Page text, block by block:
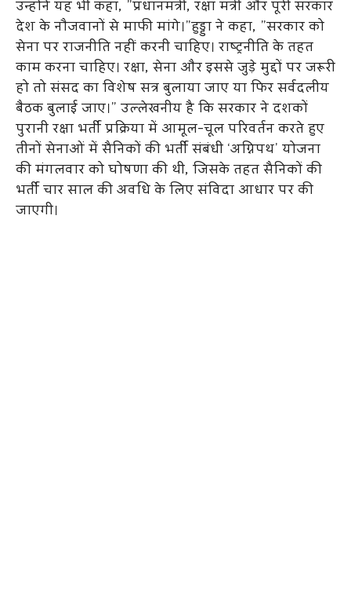
उन्होंने यह भी कहा, ”प्रधानमंत्री, रक्षा मंत्री और पूरी सरकार
देश के नौजवानों से माफी मांगे।”हुड्डा ने कहा, ”सरकार को
सेना पर राजनीति नहीं करनी चाहिए। राष्ट्रनीति के तहत
काम करना चाहिए। रक्षा, सेना और इससे जुड़े मुद्दों पर जरूरी
हो तो संसद का विशेष सत्र बुलाया जाए या फिर सर्वदलीय
बैठक बुलाई जाए।” उल्लेखनीय है कि सरकार ने दशकों
पुरानी रक्षा भर्ती प्रक्रिया में आमूल-चूल परिवर्तन करते हुए
तीनों सेनाओं में सैनिकों की भर्ती संबंधी ‘अग्निपथ’ योजना
की मंगलवार को घोषणा की थी, जिसके तहत सैनिकों की
भर्ती चार साल की अवधि के लिए संविदा आधार पर की
जाएगी।